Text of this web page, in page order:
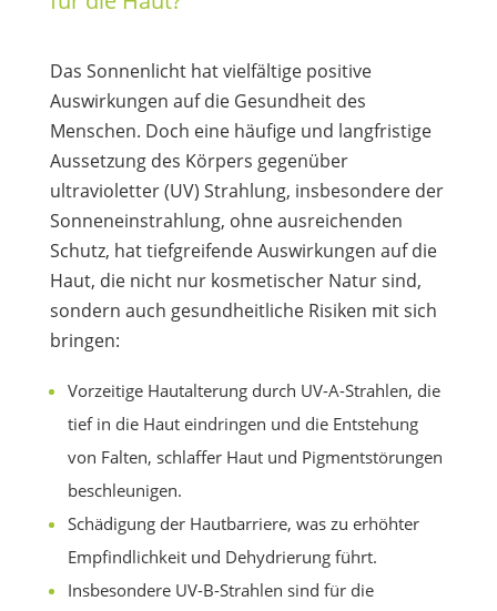
Das Sonnenlicht hat vielfältige positive
Auswirkungen auf die Gesundheit des
Menschen. Doch eine häufige und langfristige
Aussetzung des Körpers gegenüber
ultravioletter (UV) Strahlung, insbesondere der
Sonneneinstrahlung, ohne ausreichenden
Schutz, hat tiefgreifende Auswirkungen auf die
Haut, die nicht nur kosmetischer Natur sind,
sondern auch gesundheitliche Risiken mit sich
bringen:
Vorzeitige Hautalterung durch UV-A-Strahlen, die
tief in die Haut eindringen und die Entstehung
von Falten, schlaffer Haut und Pigmentstörungen
beschleunigen.
Schädigung der Hautbarriere, was zu erhöhter
Empfindlichkeit und Dehydrierung führt.
Insbesondere UV-B-Strahlen sind für die